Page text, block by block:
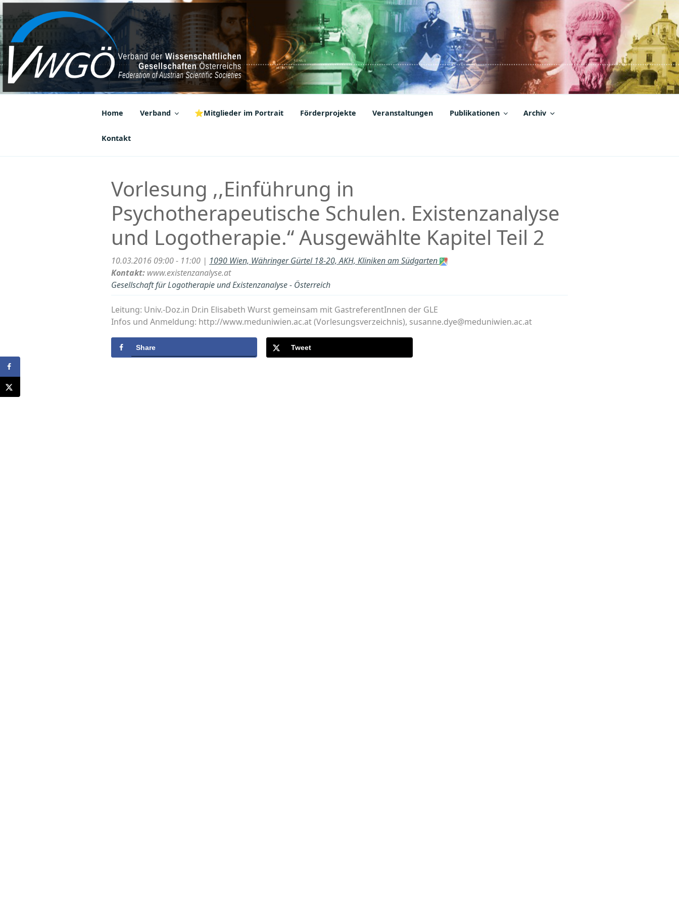
Zum
Inhalt
springen
VWGÖ
Federation of Austrian Scientific Societies
Home Verband ⭐Mitglieder im Portrait Förderprojekte Veranstaltungen Publikationen Archiv
Kontakt
Vorlesung ,,Einführung in
Psychotherapeutische Schulen. Existenzanalyse
und Logotherapie.“ Ausgewählte Kapitel Teil 2
10.03.2016 09:00 - 11:00 | 1090 Wien, Währinger Gürtel 18-20, AKH, Kliniken am Südgarten
Kontakt: www.existenzanalyse.at
Gesellschaft für Logotherapie und Existenzanalyse - Österreich
Leitung: Univ.-Doz.in Dr.in Elisabeth Wurst gemeinsam mit GastreferentInnen der GLE
Infos und Anmeldung: http://www.meduniwien.ac.at (Vorlesungsverzeichnis), susanne.dye@meduniwien.ac.at
Share Tweet